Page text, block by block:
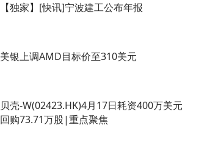
【独家】[快讯]宁波建工公布年报
美银上调AMD目标价至310美元
贝壳-W(02423.HK)4月17日耗资400万美元
回购73.71万股|重点聚焦